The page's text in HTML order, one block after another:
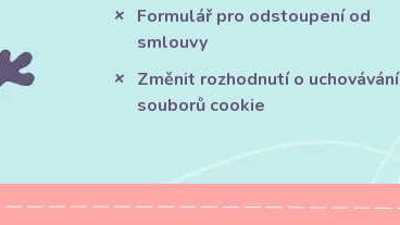
Formulář pro odstoupení od
smlouvy
Změnit rozhodnutí o uchovávání
souborů cookie